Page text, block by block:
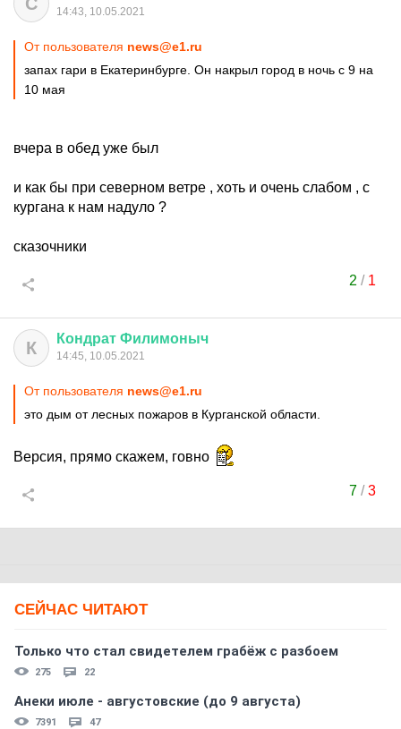
14:43, 10.05.2021
От пользователя news@e1.ru
запах гари в Екатеринбурге. Он накрыл город в ночь с 9 на
10 мая
вчера в обед уже был
и как бы при северном ветре , хоть и очень слабом , с
кургана к нам надуло ?
сказочники
2 / 1
К Кондрат Филимоныч
14:45, 10.05.2021
От пользователя news@e1.ru
это дым от лесных пожаров в Курганской области.
Версия, прямо скажем, говно
7/3
СЕЙЧАС ЧИТАЮТ
Только что стал свидетелем грабёж с разбоем
275 22
Анеки июле - августовские (до 9 августа)
7391 47